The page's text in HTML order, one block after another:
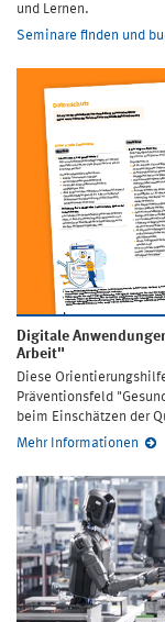
und Lernen.
Seminare finden und
Digitale
Arbeit"
Diese
Präventionsfeld
beim Einschätzen der
Mehr Informationen